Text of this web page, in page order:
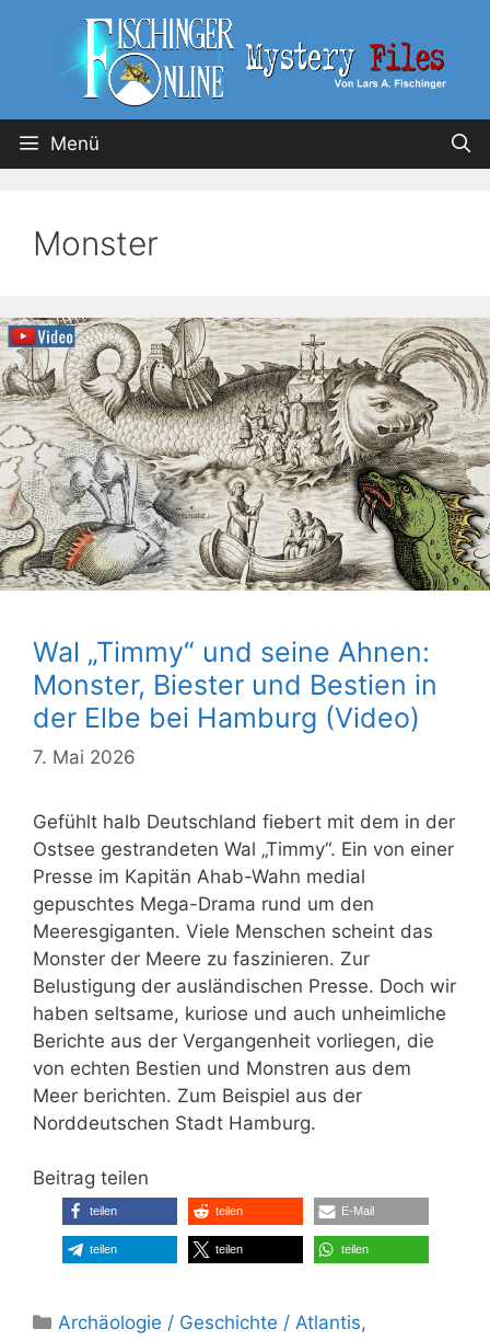
Menü
Monster
Wal „Timmy“ und seine Ahnen:
Monster, Biester und Bestien in
der Elbe bei Hamburg (Video)
7. Mai 2026
Gefühlt halb Deutschland fiebert mit dem in der
Ostsee gestrandeten Wal „Timmy“. Ein von einer
Presse im Kapitän Ahab-Wahn medial
gepuschtes Mega-Drama rund um den
Meeresgiganten. Viele Menschen scheint das
Monster der Meere zu faszinieren. Zur
Belustigung der ausländischen Presse. Doch wir
haben seltsame, kuriose und auch unheimliche
Berichte aus der Vergangenheit vorliegen, die
von echten Bestien und Monstren aus dem
Meer berichten. Zum Beispiel aus der
Norddeutschen Stadt Hamburg.
Beitrag teilen
teilen teilen E-Mail
teilen teilen teilen
Kategorien
Archäologie / Geschichte / Atlantis,